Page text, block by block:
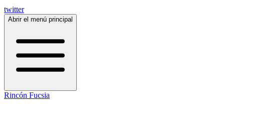
twitter
Abrir el menú principal
Rincón Fucsia